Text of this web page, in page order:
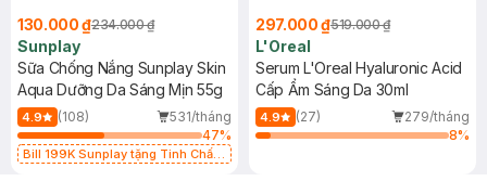
130.000 ₫234.000 ₫
Sunplay
Sữa Chống Nắng Sunplay Skin
Aqua Dưỡng Da Sáng Mịn 55g
4.9 (108)
531/tháng
47%
Bill 199K Sunplay tặng Tinh Chất
297.000 ₫519.000 ₫
L'Oreal
Serum L'Oreal Hyaluronic Acid
Cấp Ẩm Sáng Da 30ml
4.9 (27)
279/tháng
8%